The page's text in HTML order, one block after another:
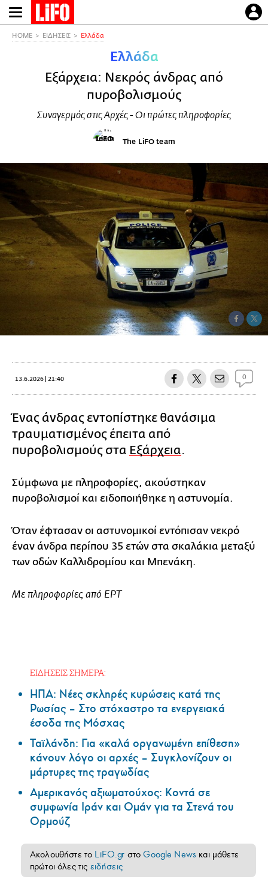
Παράκαμψη
προς
HOME ΕΙΔΗΣΕΙΣ Ελλάδα
Ελλάδα
Εξάρχεια: Νεκρός άνδρας από
πυροβολισμούς
Συναγερμός στις Αρχές - Οι πρώτες πληροφορίες
The LiFO team
13.6.2026 | 21:40 0
Ένας άνδρας εντοπίστηκε θανάσιμα
τραυματισμένος έπειτα από
πυροβολισμούς στα Εξάρχεια.
Σύμφωνα με πληροφορίες, ακούστηκαν
πυροβολισμοί και ειδοποιήθηκε η αστυνομία.
Όταν έφτασαν οι αστυνομικοί εντόπισαν νεκρό
έναν άνδρα περίπου 35 ετών στα σκαλάκια μεταξύ
των οδών Καλλιδρομίου και Μπενάκη.
Με πληροφορίες από ΕΡΤ
ΕΙΔΗΣΕΙΣ ΣΗΜΕΡΑ:
ΗΠΑ: Nέες σκληρές κυρώσεις κατά της
Ρωσίας – Στο στόχαστρο τα ενεργειακά
έσοδα της Μόσχας
Ταϊλάνδη: Για «καλά οργανωμένη επίθεση»
κάνουν λόγο οι αρχές – Συγκλονίζουν οι
μάρτυρες της τραγωδίας
Αμερικανός αξιωματούχος: Κοντά σε
συμφωνία Ιράν και Ομάν για τα Στενά του
Ορμούζ
Ακολουθήστε το LiFO.gr στοGoogle News και μάθετε
πρώτοι όλες τις ειδήσεις